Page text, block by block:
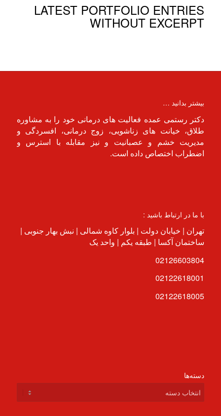
LATEST PORTFOLIO ENTRIES
WITHOUT EXCERPT
بیشتر بدانید …
دکتر رستمی عمده فعالیت های درمانی خود را به مشاوره
طلاق، خیانت های زناشویی، زوج درمانی، افسردگی و
مدیریت خشم و عصبانیت و نیز مقابله با استرس و
اضطراب اختصاص داده است.
با ما در ارتباط باشید :
تهران | خیابان دولت | بلوار کاوه شمالی | نبش بهار جنوبی |
ساختمان آکسا | طبقه یکم | واحد یک
02126603804
02122618001
02122618005
دسته‌ها
دسته‌ها